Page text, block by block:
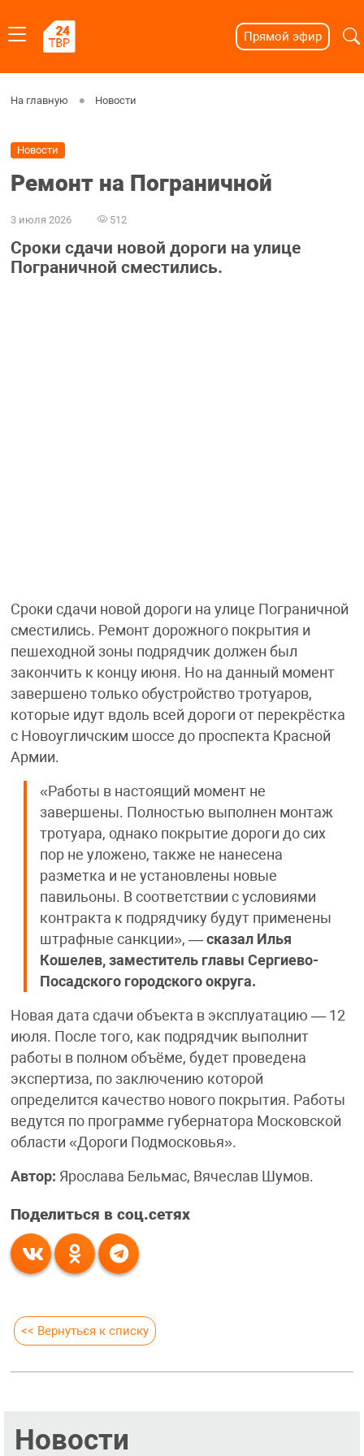
Прямой эфир
На главную Новости
Новости
Ремонт на Пограничной
3 июля 2026 512
Сроки сдачи новой дороги на улице
Пограничной сместились.
Сроки сдачи новой дороги на улице Пограничной
сместились. Ремонт дорожного покрытия и
пешеходной зоны подрядчик должен был
закончить к концу июня. Но на данный момент
завершено только обустройство тротуаров,
которые идут вдоль всей дороги от перекрёстка
с Новоугличским шоссе до проспекта Красной
Армии.
«Работы в настоящий момент не
завершены. Полностью выполнен монтаж
тротуара, однако покрытие дороги до сих
пор не уложено, также не нанесена
разметка и не установлены новые
павильоны. В соответствии с условиями
контракта к подрядчику будут применены
штрафные санкции», — сказал Илья
Кошелев, заместитель главы Сергиево-
Посадского городского округа.
Новая дата сдачи объекта в эксплуатацию — 12
июля. После того, как подрядчик выполнит
работы в полном объёме, будет проведена
экспертиза, по заключению которой
определится качество нового покрытия. Работы
ведутся по программе губернатора Московской
области «Дороги Подмосковья».
Автор: Ярослава Бельмас, Вячеслав Шумов.
Поделиться в соц.сетях
<< Вернуться к списку
Новости